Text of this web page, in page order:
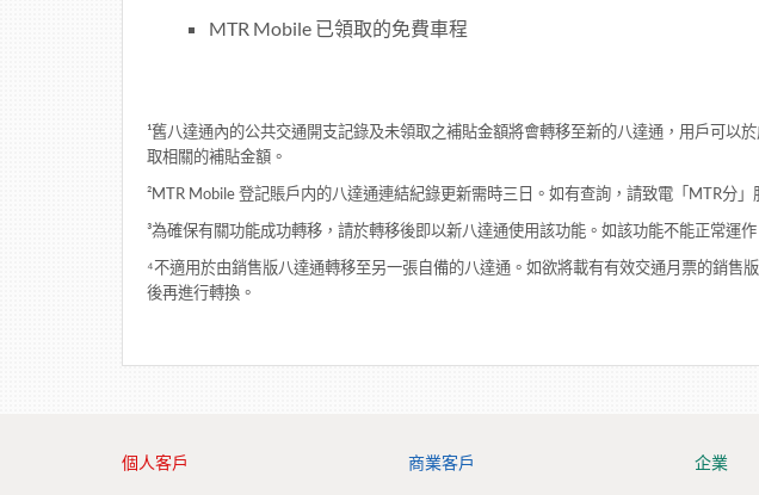
MTR Mobile 已領取的免費車程
¹舊八達通內的公共交通開支記錄及未領取之補貼金額將會轉移至新的八達通，用戶可以
取相關的補貼金額。
²MTR Mobile 登記賬戶内的八達通連結紀錄更新需時三日。如有查詢，請致電「MTR分」
³為確保有關功能成功轉移，請於轉移後即以新八達通使用該功能。如該功能不能正常運
⁴不適用於由銷售版八達通轉移至另一張自備的八達通。如欲將載有有效交通月票的銷售
後再進行轉換。
個人客戶 商業客戶 企業